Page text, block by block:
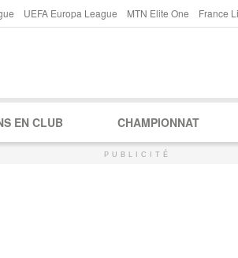
UEFA Europa League MTN Elite One France
EN CLUB CHAMPIONNAT
PUBLICITÉ